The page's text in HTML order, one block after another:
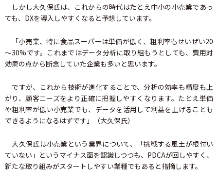
しかし大久保氏は、これからの時代はたとえ中小の小売業であっ
ても、DXを導入しやすくなると予想しています。
「小売業、特に食品スーパーは単価が低く、粗利率もせいぜい20
～30%です。これまではデータ分析に取り組もうとしても、費用対
効果の点から断念していた企業も多いと思います。
ですが、これから技術が進化することで、分析の効率も精度も上
がり、顧客ニーズをより正確に把握しやすくなります。たとえ単価
や粗利率が低い小売業でも、データを活用して利益を上げることも
できるようになるはずです」（大久保氏）
大久保氏は小売業という業界について、「挑戦する風土が根付い
ていない」というマイナス面を認識しつつも、PDCAが回しやすく、
新たな取り組みがスタートしやすい業種でもあると指摘します。